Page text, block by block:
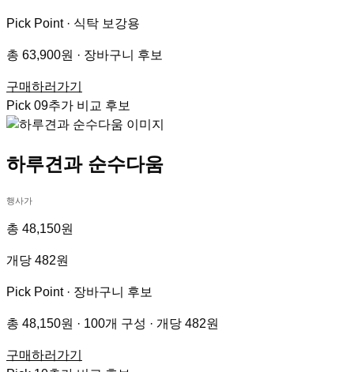
Pick Point · 식탁 보강용
총 63,900원 · 장바구니 후보
구매하러가기
Pick 09추가 비교 후보
하루견과 순수다움
행사가
총 48,150원
개당 482원
Pick Point · 장바구니 후보
총 48,150원 · 100개 구성 · 개당 482원
구매하러가기